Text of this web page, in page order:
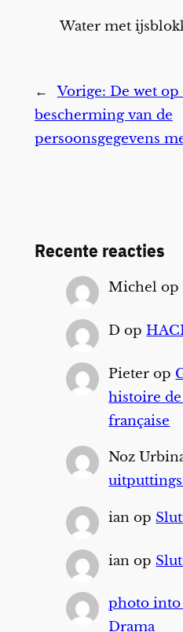
Water met
← Vorige: De wet op
bescherming van de
persoonsgegevens
Recente reacties
Michel op
D op
Pieter op
histoire
française
Noz
ian op
ian op
photo into
Drama